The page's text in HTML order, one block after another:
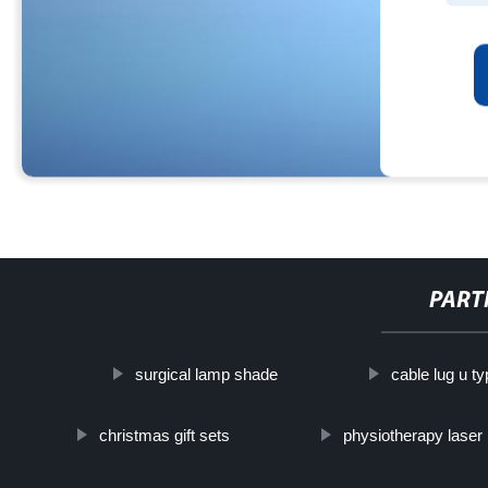
surgical lamp shade cable lug u
christmas gift sets physiotherapy laser